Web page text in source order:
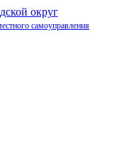
округ
самоуправления